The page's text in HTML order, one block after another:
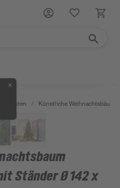
✕
/ Künstliche Weihnachtsbäume
Ständer Ø 142 x